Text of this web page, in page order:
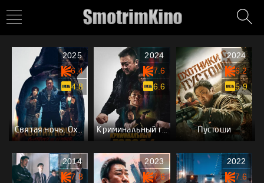
Святая ночь. Охотники на демонов
2025
6.4
4.8
Криминальный город 4: Возмездие
2024
7.6
6.6
Пустоши
2024
6.2
5.9
2014
7.8
2023
7.6
2022
7.6